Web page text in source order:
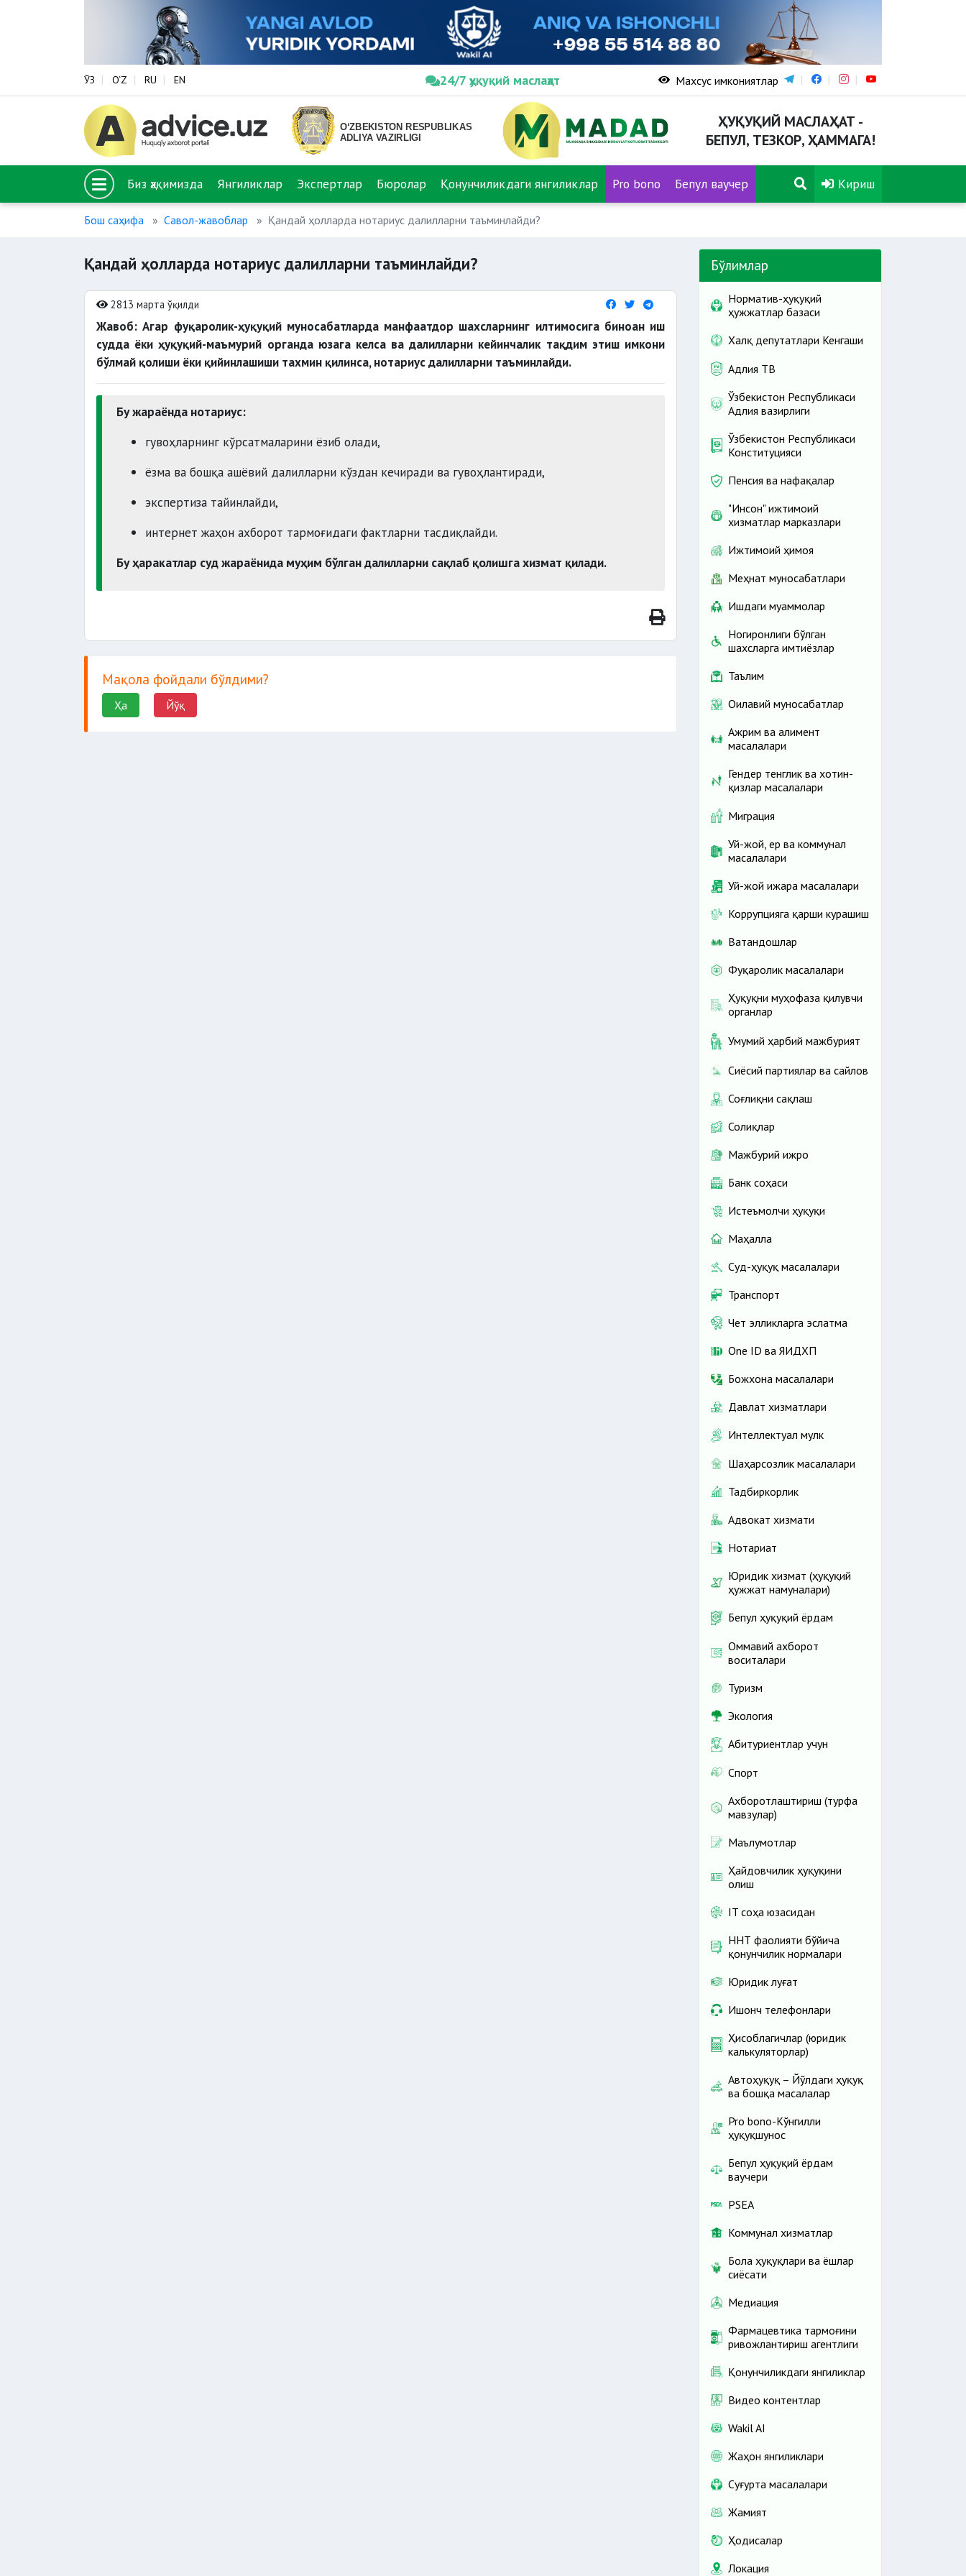
ЎЗ O‘Z RU EN 24/7 ҳуқуқий маслаҳат Махсус имкониятлар
ҲУҚУҚИЙ МАСЛАҲАТ -
БЕПУЛ, ТЕЗКОР, ҲАММАГА!
Биз ҳақимизда Янгиликлар Экспертлар Бюролар Қонунчиликдаги янгиликлар Pro bono Бепул ваучер Кириш
Бош саҳифа Савол-жавоблар Қандай ҳолларда нотариус далилларни таъминлайди?
Қандай ҳолларда нотариус далилларни таъминлайди?
2813 марта ўқилди
Жавоб: Агар фуқаролик-ҳуқуқий муносабатларда манфаатдор шахсларнинг илтимосига биноан иш
судда ёки ҳуқуқий-маъмурий органда юзага келса ва далилларни кейинчалик тақдим этиш имкони
бўлмай қолиши ёки қийинлашиши тахмин қилинса, нотариус далилларни таъминлайди.
Бу жараёнда нотариус:
гувоҳларнинг кўрсатмаларини ёзиб олади,
ёзма ва бошқа ашёвий далилларни кўздан кечиради ва гувоҳлантиради,
экспертиза тайинлайди,
интернет жаҳон ахборот тармоғидаги фактларни тасдиқлайди.
Бу ҳаракатлар суд жараёнида муҳим бўлган далилларни сақлаб қолишга хизмат қилади.
Мақола фойдали бўлдими?
Ҳа Йўқ
Бўлимлар
Норматив-ҳуқуқий
ҳужжатлар базаси
Халқ депутатлари Кенгаши
Адлия ТВ
Ўзбекистон Республикаси
Адлия вазирлиги
Ўзбекистон Республикаси
Конституцияси
Пенсия ва нафақалар
"Инсон" ижтимоий
хизматлар марказлари
Ижтимоий ҳимоя
Меҳнат муносабатлари
Ишдаги муаммолар
Ногиронлиги бўлган
шахсларга имтиёзлар
Таълим
Оилавий муносабатлар
Ажрим ва алимент
масалалари
Гендер тенглик ва хотин-
қизлар масалалари
Миграция
Уй-жой, ер ва коммунал
масалалари
Уй-жой ижара масалалари
Коррупцияга қарши курашиш
Ватандошлар
Фуқаролик масалалари
Ҳуқуқни муҳофаза қилувчи
органлар
Умумий ҳарбий мажбурият
Сиёсий партиялар ва сайлов
Соғлиқни сақлаш
Солиқлар
Мажбурий ижро
Банк соҳаси
Истеъмолчи ҳуқуқи
Маҳалла
Суд-ҳуқуқ масалалари
Транспорт
Чет элликларга эслатма
One ID ва ЯИДХП
Божхона масалалари
Давлат хизматлари
Интеллектуал мулк
Шаҳарсозлик масалалари
Тадбиркорлик
Адвокат хизмати
Нотариат
Юридик хизмат (ҳуқуқий
ҳужжат намуналари)
Бепул ҳуқуқий ёрдам
Оммавий ахборот
воситалари
Туризм
Экология
Абитуриентлар учун
Спорт
Ахборотлаштириш (турфа
мавзулар)
Маълумотлар
Ҳайдовчилик ҳуқуқини
олиш
IT соҳа юзасидан
ННТ фаолияти бўйича
қонунчилик нормалари
Юридик луғат
Ишонч телефонлари
Ҳисоблагичлар (юридик
калькуляторлар)
Автоҳуқуқ – Йўлдаги ҳуқуқ
ва бошқа масалалар
Pro bono-Кўнгилли
ҳуқуқшунос
Бепул ҳуқуқий ёрдам
ваучери
PSEA
Коммунал хизматлар
Бола ҳуқуқлари ва ёшлар
сиёсати
Медиация
Фармацевтика тармоғини
ривожлантириш агентлиги
Қонунчиликдаги янгиликлар
Видео контентлар
Wakil AI
Жаҳон янгиликлари
Cуғурта масалалари
Жамият
Ҳодисалар
Локация